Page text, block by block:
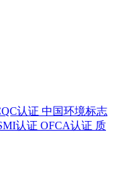
认证 中国环境标志
认证 OFCA认证 质